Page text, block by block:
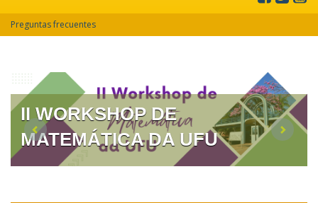
Preguntas frecuentes
II WORKSHOP DE
MATEMÁTICA DA UFU